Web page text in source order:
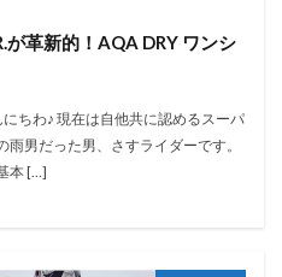
が革新的！AQA DRY ワンシ
ちわ♪ 現在は自他共に認めるスーパ
男だった男、さすライダーです。
本 […]